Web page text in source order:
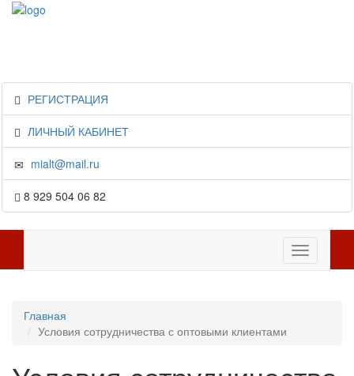
РЕГИСТРАЦИЯ
ЛИЧНЫЙ КАБИНЕТ
mialt@mail.ru
8 929 504 06 82
Toggle
navigation
Главная
Условия сотрудничества с оптовыми клиентами